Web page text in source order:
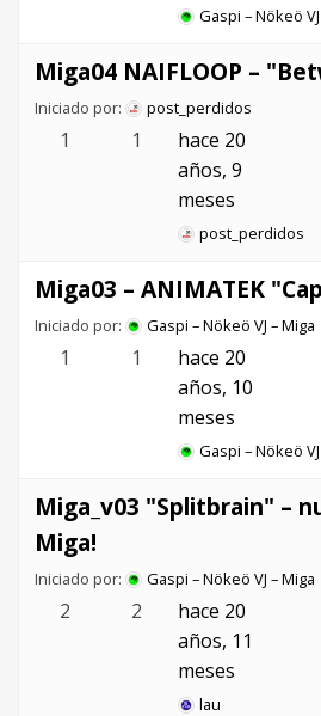
Gaspi – Nökeö
Miga04 NAIFLOOP –
Iniciado por: post_perdidos
1 1
hace 20
años, 9
meses
post_perdidos
Miga03 – ANIMATEK
Iniciado por: Gaspi – Nökeö VJ – Miga
1 1
hace 20
años, 10
meses
Gaspi – Nökeö
Miga_v03 "Splitbrain" –
Miga!
Iniciado por: Gaspi – Nökeö VJ – Miga
2 2
hace 20
años, 11
meses
lau